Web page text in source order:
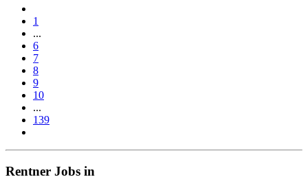
1
...
6
7
8
9
10
...
139
Rentner Jobs in